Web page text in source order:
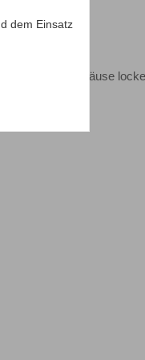
und im Gehäuse
dem Einsatz